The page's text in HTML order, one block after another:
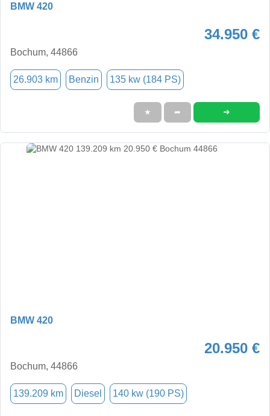
BMW 420
34.950 €
Bochum, 44866
26.903 km Benzin 135 kw (184 PS)
★ ➦ ➜
BMW 420
20.950 €
Bochum, 44866
139.209 km Diesel 140 kw (190 PS)